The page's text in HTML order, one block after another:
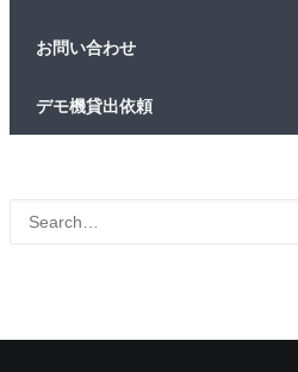
お問い合わせ
デモ機貸出依頼